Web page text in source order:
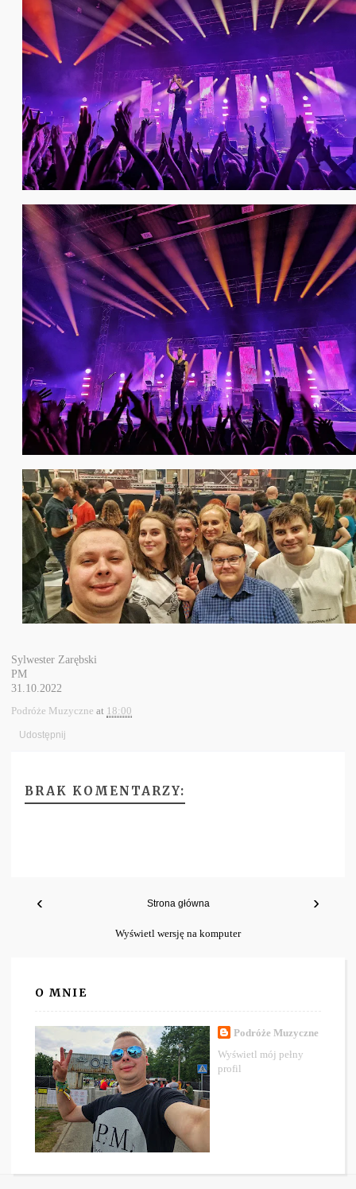
Sylwester Zarębski
PM
31.10.2022
Podróże Muzyczne at 18:00
Udostępnij
BRAK KOMENTARZY:
‹ ›
Strona główna
Wyświetl wersję na komputer
O MNIE
Podróże Muzyczne
Wyświetl mój pełny
profil